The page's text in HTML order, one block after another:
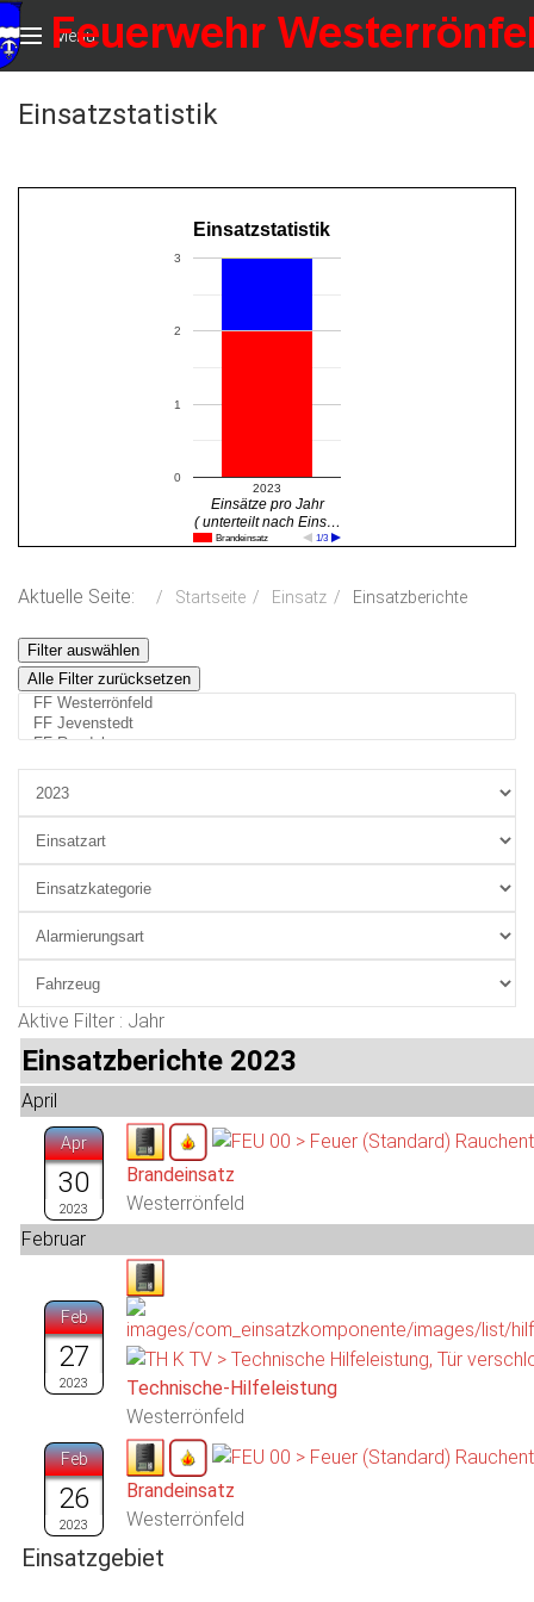
Menu
Einsatzstatistik
Einsatzstatistik
Brandeinsatz 1/3
2023
0
1
2
3
Einsätze pro Jahr
( unterteilt nach Eins…
Aktuelle Seite: Startseite Einsatz Einsatzberichte
Filter auswählen
Alle Filter zurücksetzen
Aktive Filter : Jahr
Einsatzberichte 2023
April
Apr
30
2023
Brandeinsatz
Westerrönfeld
Februar
Feb
27
2023
Technische-Hilfeleistung
Westerrönfeld
Feb
26
2023
Brandeinsatz
Westerrönfeld
Einsatzgebiet